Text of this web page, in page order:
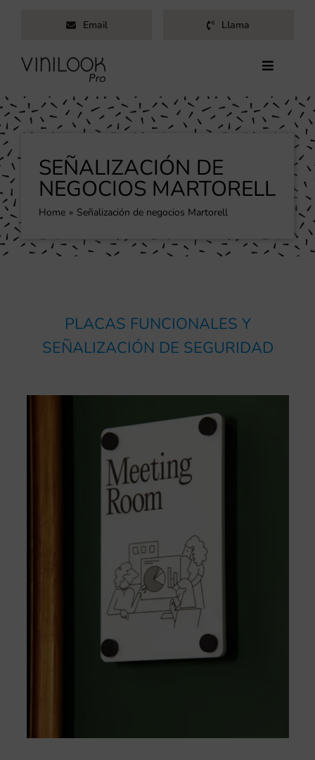
contenido
Email Llama
Toggle
Inicio
Servicios
Productos
Trabajos
Blog
Contacto
SEÑALIZACIÓN DE
NEGOCIOS MARTORELL
Home Señalización de negocios Martorell
PLACAS FUNCIONALES Y
SEÑALIZACIÓN DE SEGURIDAD